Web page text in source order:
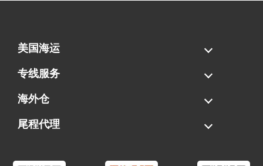
美国海运
海运拼柜
海运整柜
美国海卡
加拿大海运
专线服务
FBA专线直送
超大件专线
AWD专线
电池专线
海外仓
一件代发
FBA中转
贴标换标
拆柜/存储
尾程代理